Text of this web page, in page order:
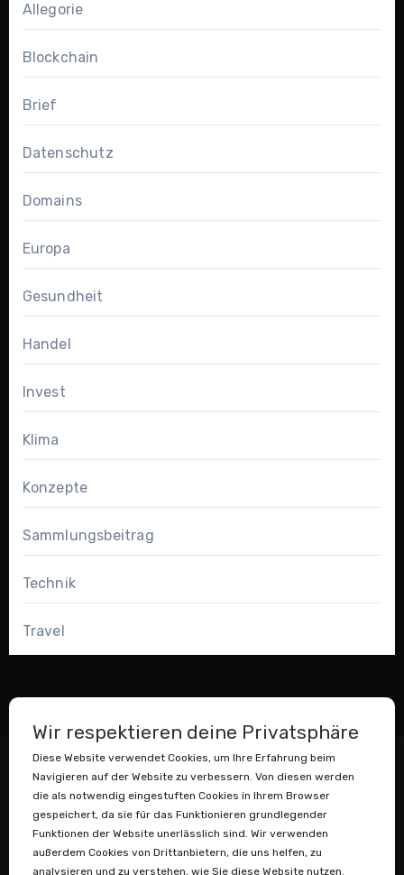
Allegorie
Blockchain
Brief
Datenschutz
Domains
Europa
Gesundheit
Handel
Invest
Klima
Konzepte
Sammlungsbeitrag
Technik
Travel
Wir respektieren deine Privatsphäre
Diese Website verwendet Cookies, um Ihre Erfahrung beim
Navigieren auf der Website zu verbessern. Von diesen werden
die als notwendig eingestuften Cookies in Ihrem Browser
gespeichert, da sie für das Funktionieren grundlegender
Funktionen der Website unerlässlich sind. Wir verwenden
außerdem Cookies von Drittanbietern, die uns helfen, zu
analysieren und zu verstehen, wie Sie diese Website nutzen.